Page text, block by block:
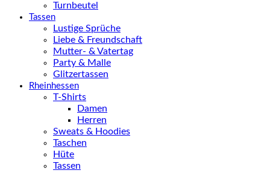
Turnbeutel
Tassen
Lustige Sprüche
Liebe & Freundschaft
Mutter- & Vatertag
Party & Malle
Glitzertassen
Rheinhessen
T-Shirts
Damen
Herren
Sweats & Hoodies
Taschen
Hüte
Tassen